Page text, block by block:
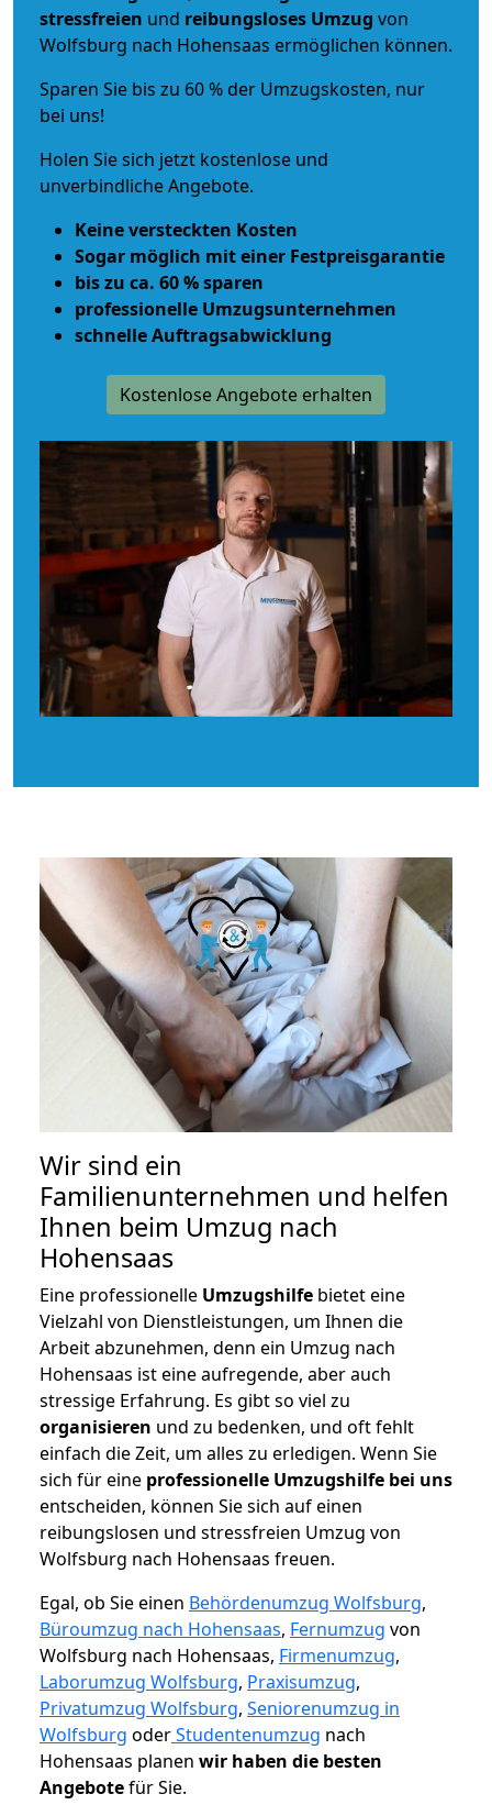
stressfreien und reibungsloses Umzug von
Wolfsburg nach Hohensaas ermöglichen können.
Sparen Sie bis zu 60 % der Umzugskosten, nur
bei uns!
Holen Sie sich jetzt kostenlose und
unverbindliche Angebote.
Keine versteckten Kosten
Sogar möglich mit einer Festpreisgarantie
bis zu ca. 60 % sparen
professionelle Umzugsunternehmen
schnelle Auftragsabwicklung
Kostenlose Angebote erhalten
Wir sind ein
Familienunternehmen und helfen
Ihnen beim Umzug nach
Hohensaas
Eine professionelle Umzugshilfe bietet eine
Vielzahl von Dienstleistungen, um Ihnen die
Arbeit abzunehmen, denn ein Umzug nach
Hohensaas ist eine aufregende, aber auch
stressige Erfahrung. Es gibt so viel zu
organisieren und zu bedenken, und oft fehlt
einfach die Zeit, um alles zu erledigen. Wenn Sie
sich für eine professionelle Umzugshilfe bei uns
entscheiden, können Sie sich auf einen
reibungslosen und stressfreien Umzug von
Wolfsburg nach Hohensaas freuen.
Egal, ob Sie einen Behördenumzug Wolfsburg,
Büroumzug nach Hohensaas, Fernumzug von
Wolfsburg nach Hohensaas, Firmenumzug,
Laborumzug Wolfsburg, Praxisumzug,
Privatumzug Wolfsburg, Seniorenumzug in
Wolfsburg oderStudentenumzug nach
Hohensaas planen wir haben die besten
Angebotefür Sie.